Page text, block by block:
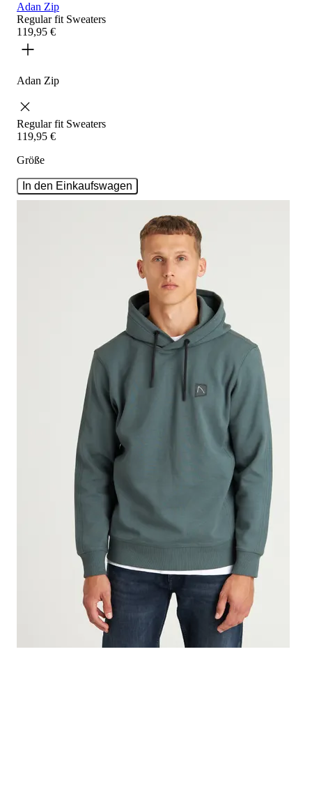
Adan Zip
Regular fit Sweaters
119,95 €
Adan Zip
Regular fit Sweaters
119,95 €
Größe
In den Einkaufswagen